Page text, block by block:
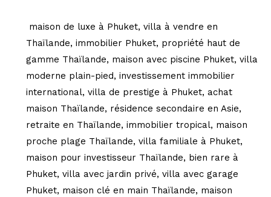
maison de luxe à Phuket, villa à vendre en
Thaïlande, immobilier Phuket, propriété haut de
gamme Thaïlande, maison avec piscine Phuket, villa
moderne plain-pied, investissement immobilier
international, villa de prestige à Phuket, achat
maison Thaïlande, résidence secondaire en Asie,
retraite en Thaïlande, immobilier tropical, maison
proche plage Thaïlande, villa familiale à Phuket,
maison pour investisseur Thaïlande, bien rare à
Phuket, villa avec jardin privé, villa avec garage
Phuket, maison clé en main Thaïlande, maison